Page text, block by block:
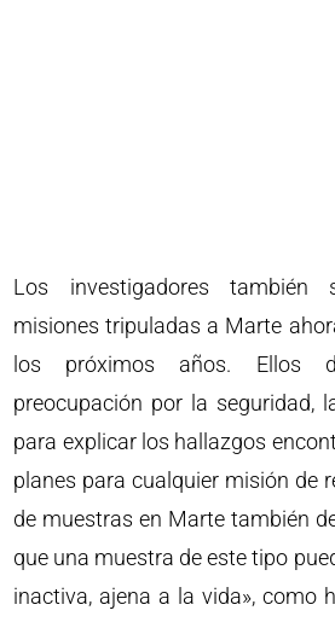
Los investigadores también
misiones tripuladas a Marte
los próximos años. Ellos
preocupación por la seguridad,
para explicar los hallazgos
planes para cualquier misión de
de muestras en Marte también
que una muestra de este tipo
inactiva, ajena a la vida», como